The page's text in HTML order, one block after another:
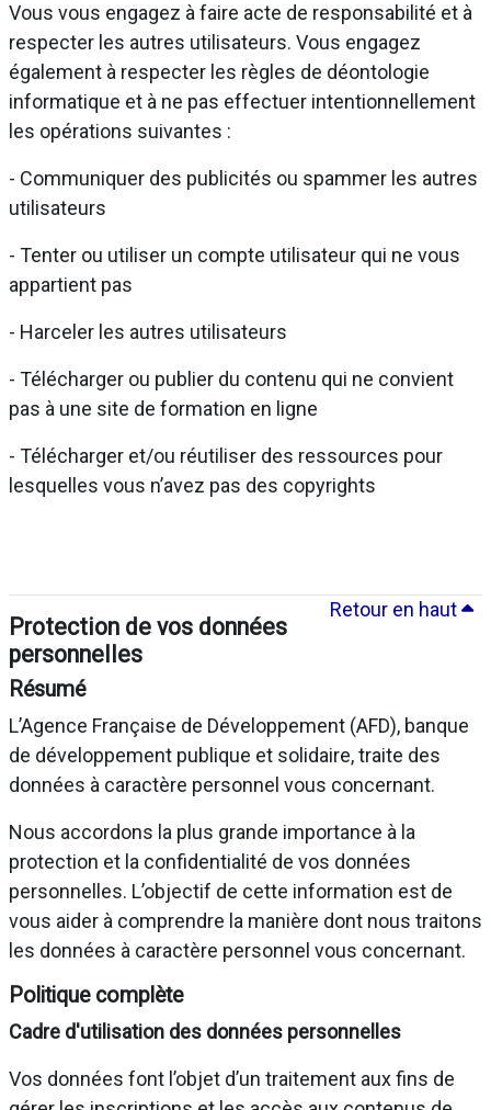
Vous vous engagez à faire acte de responsabilité et à
respecter les autres utilisateurs. Vous engagez
également à respecter les règles de déontologie
informatique et à ne pas effectuer intentionnellement
les opérations suivantes :
- Communiquer des publicités ou spammer les autres
utilisateurs
- Tenter ou utiliser un compte utilisateur qui ne vous
appartient pas
- Harceler les autres utilisateurs
- Télécharger ou publier du contenu qui ne convient
pas à une site de formation en ligne
- Télécharger et/ou réutiliser des ressources pour
lesquelles vous n’avez pas des copyrights
Retour en haut
Protection de vos données
personnelles
Résumé
L’Agence Française de Développement (AFD), banque
de développement publique et solidaire, traite des
données à caractère personnel vous concernant.
Nous accordons la plus grande importance à la
protection et la confidentialité de vos données
personnelles. L’objectif de cette information est de
vous aider à comprendre la manière dont nous traitons
les données à caractère personnel vous concernant.
Politique complète
Cadre d'utilisation des données personnelles
Vos données font l’objet d’un traitement aux fins de